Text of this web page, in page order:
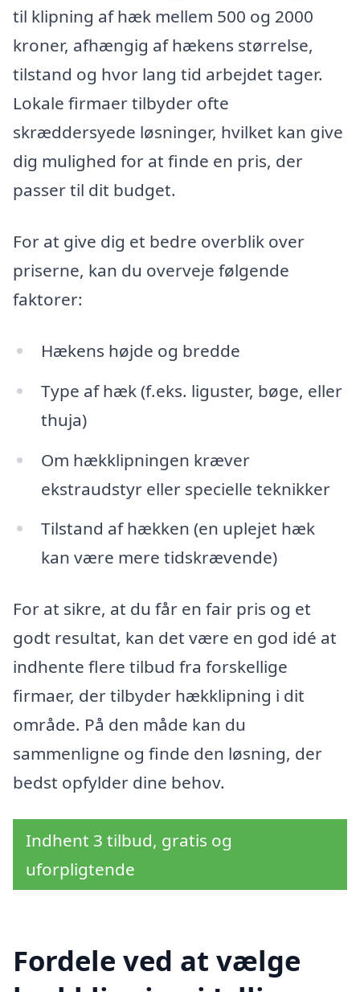
til klipning af hæk mellem 500 og 2000
kroner, afhængig af hækens størrelse,
tilstand og hvor lang tid arbejdet tager.
Lokale firmaer tilbyder ofte
skræddersyede løsninger, hvilket kan give
dig mulighed for at finde en pris, der
passer til dit budget.
For at give dig et bedre overblik over
priserne, kan du overveje følgende
faktorer:
Hækens højde og bredde
Type af hæk (f.eks. liguster, bøge, eller
thuja)
Om hækklipningen kræver
ekstraudstyr eller specielle teknikker
Tilstand af hækken (en uplejet hæk
kan være mere tidskrævende)
For at sikre, at du får en fair pris og et
godt resultat, kan det være en god idé at
indhente flere tilbud fra forskellige
firmaer, der tilbyder hækklipning i dit
område. På den måde kan du
sammenligne og finde den løsning, der
bedst opfylder dine behov.
Indhent 3 tilbud, gratis og
uforpligtende
Fordele ved at vælge